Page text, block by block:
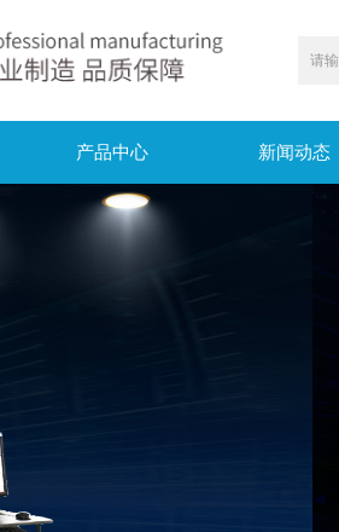
产品中心 新闻动态